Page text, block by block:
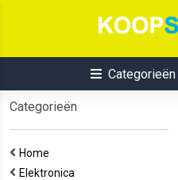
Categorieën
Categorieën
Home
Elektronica